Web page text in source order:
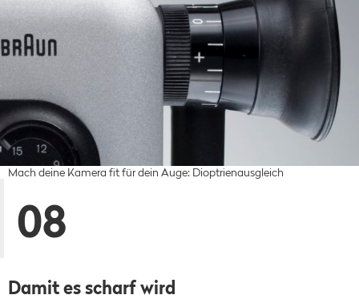
Mach deine Kamera fit für dein Auge: Dioptrienausgleich
08
Damit es scharf wird